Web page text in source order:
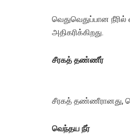
வெதுவெதுப்பான நீரில்
அதிகரிக்கிறது.
சீரகத் தண்ணீர்
சீரகத் தண்ணீரானது,
வெந்தய நீர்